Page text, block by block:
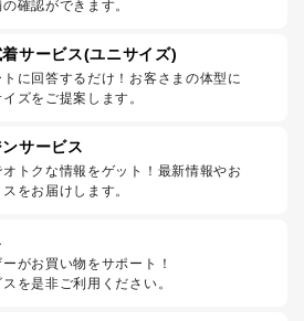
確認ができます。
サービス(ユニサイズ)
に回答するだけ！お客さまの体型に
ズをご提案します。
サービス
オトクな情報をゲット！最新情報やお
をお届けします。
がお買い物をサポート！
を是非ご利用ください。